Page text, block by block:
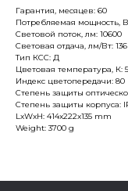
Гарантия, месяцев: 60
Потребляемая мощность,
Световой поток, лм: 10600
Световая отдача, лм/Вт: 136
Тип КСС: Д
Цветовая температура, К:
Индекс цветопередачи: 80
Степень защиты
Степень защиты корпуса:
LxWxH: 414x222x135 mm
Weight: 3700 g